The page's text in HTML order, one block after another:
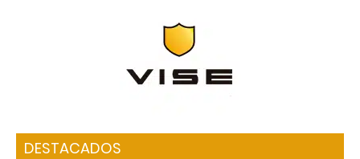
DESTACADOS